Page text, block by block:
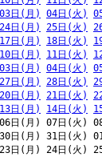
03日(月) 04日(火)
24日(月) 25日(火)
17日(月) 18日(火)
10日(月) 11日(火)
03日(月) 04日(火)
27日(月) 28日(火)
20日(月) 21日(火)
13日(月) 14日(火)
06日(月) 07日(火)
30日(月) 31日(火)
23日(月) 24日(火)